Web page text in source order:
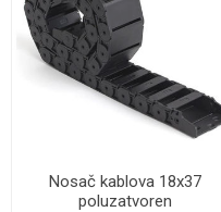
Nosač kablova 18x37
poluzatvoren